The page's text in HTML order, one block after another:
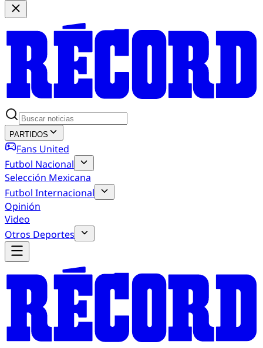
PARTIDOS
Fans United
Futbol Nacional
Selección Mexicana
Futbol Internacional
Opinión
Video
Otros Deportes